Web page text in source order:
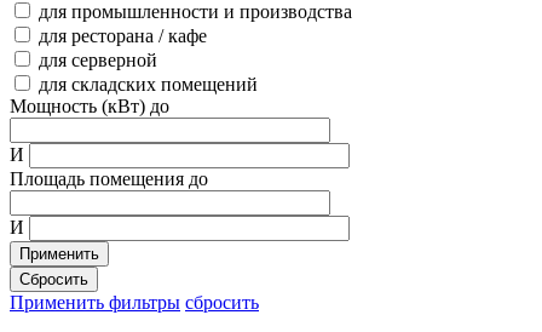
для промышленности и производства
для ресторана / кафе
для серверной
для складских помещений
Мощность (кВт) до
И
Площадь помещения до
И
Применить
Сбросить
Применить фильтры сбросить